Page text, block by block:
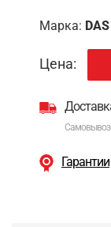
Марка: DAS
Цена:
Самовывоз
Гарантии